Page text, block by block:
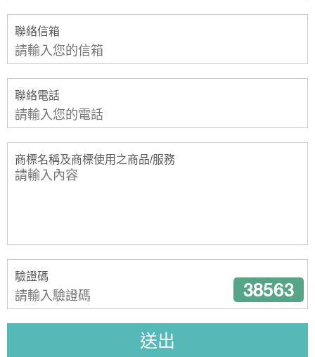
聯絡信箱
聯絡電話
商標名稱及商標使用之商品/服務
驗證碼
送出